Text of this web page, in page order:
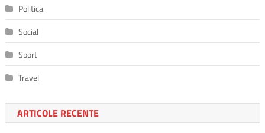
Politica
Social
Sport
Travel
ARTICOLE RECENTE